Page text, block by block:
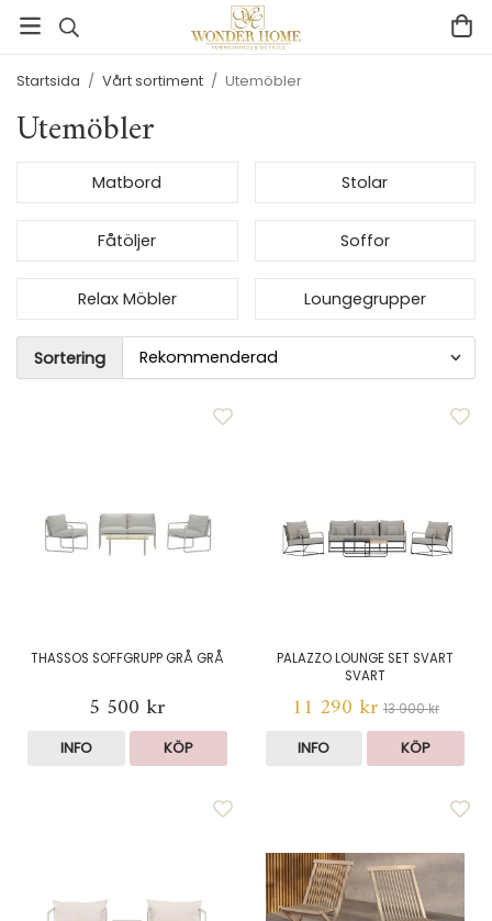
Startsida / Vårt sortiment / Utemöbler
Utemöbler
Matbord Stolar
Fåtöljer Soffor
Relax Möbler Loungegrupper
Sortering
THASSOS SOFFGRUPP GRÅ GRÅ
5 500 kr
INFO KÖP
PALAZZO LOUNGE SET SVART
SVART
11 290 kr 13 900 kr
INFO KÖP